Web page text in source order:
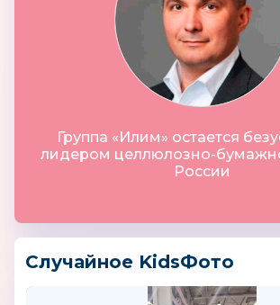
Группа «Илим» остается
лидером целлюлозно-
России
Случайное KidsФото